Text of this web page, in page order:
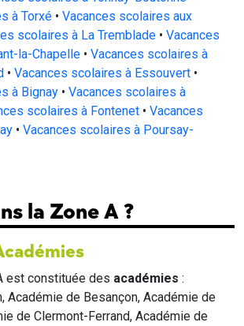
à Torxé • Vacances scolaires aux
scolaires à La Tremblade • Vacances
la-Chapelle • Vacances scolaires à
• Vacances scolaires à Essouvert •
à Bignay • Vacances scolaires à
scolaires à Fontenet • Vacances
• Vacances scolaires à Poursay-
la Zone A ?
est constituée des académies :
Académie de Besançon, Académie de
de Clermont-Ferrand, Académie de